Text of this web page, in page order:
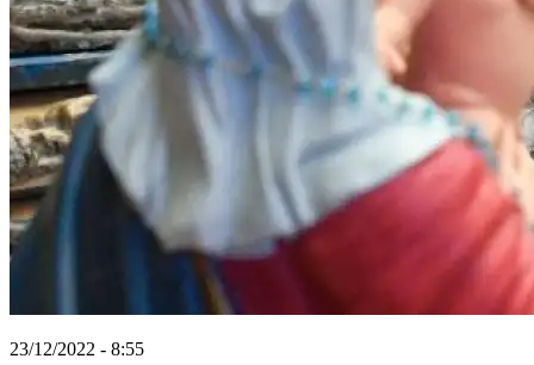
23/12/2022 - 8:55